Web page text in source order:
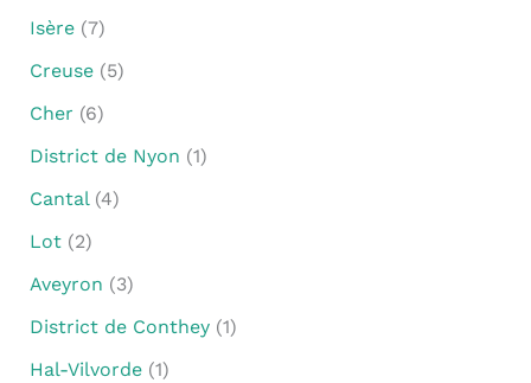
Isère(7)
Creuse(5)
Cher (6)
District de Nyon (1)
Cantal(4)
Lot(2)
Aveyron (3)
District de Conthey(1)
Hal-Vilvorde(1)